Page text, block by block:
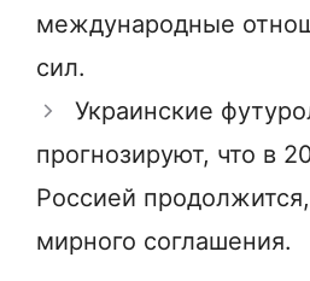
международные
сил.
Украинские
прогнозируют, что в
Россией
мирного соглашения.